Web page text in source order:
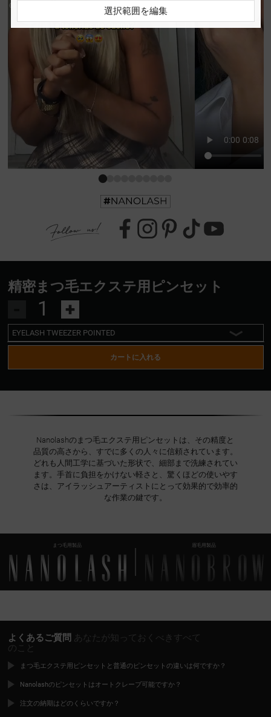
精密まつ毛エクステ用ピンセット
+
EYELASH TWEEZER POINTED
EYELASH TWEEZER POINTED
カートに入れる
Nanolashのまつ毛エクステ用ピンセットは、その精度と
品質の高さから、すでに多くの人々に信頼されています。
どれも人間工学に基づいた形状で、細部まで洗練されてい
ます。手首に負担をかけない軽さと、驚くほどの使いやす
さは、アイラッシュアーティストにとって効果的で効率的
な作業の鍵です。
まつ毛用製品 眉毛用製品
よくあるご質問 あなたが知っておくべきすべて
のこと
まつ毛エクステ用ピンセットと普通のピンセットの違いは何ですか？
Nanolashのピンセットはオートクレーブ可能ですか？
注文の納期はどのくらいですか？
選択範囲を編集